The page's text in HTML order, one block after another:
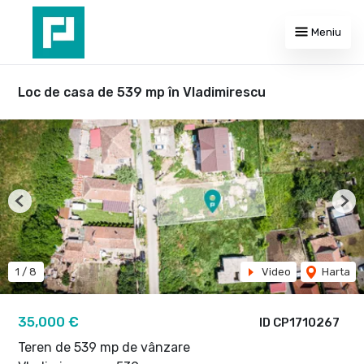
Meniu
Loc de casa de 539 mp în Vladimirescu
ID CP1710267
35,000 €
Teren de 539 mp de vânzare
1 / 8 Video Harta
Previous